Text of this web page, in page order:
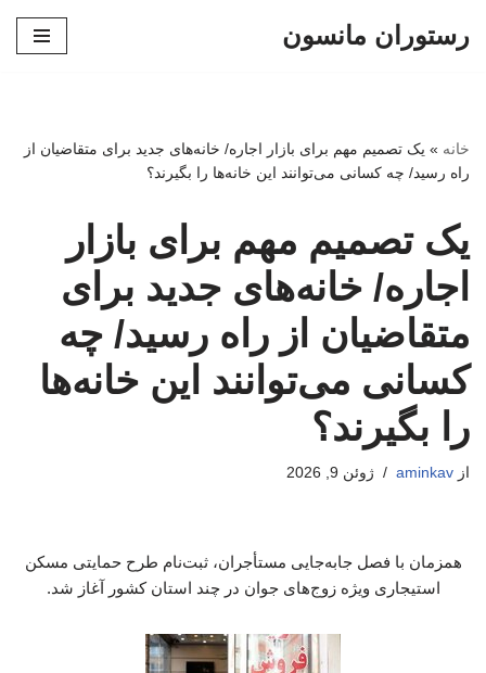
رستوران مانسون
خانه » یک تصمیم مهم برای بازار اجاره/ خانه‌های جدید برای متقاضیان از
راه رسید/ چه کسانی می‌توانند این خانه‌ها را بگیرند؟
یک تصمیم مهم برای بازار
اجاره/ خانه‌های جدید برای
متقاضیان از راه رسید/ چه
کسانی می‌توانند این خانه‌ها
را بگیرند؟
از aminkav ژوئن 9, 2026
همزمان با فصل جابه‌جایی مستأجران، ثبت‌نام طرح حمایتی مسکن
استیجاری ویژه زوج‌های جوان در چند استان کشور آغاز شد.